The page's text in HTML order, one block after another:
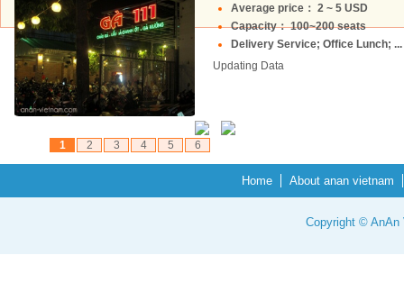
Average price： 2 ~ 5 USD
Capacity： 100~200 seats
Delivery Service; Office Lunch; ...
Updating Data
1 2 3 4 5 6
Home About anan vietnam
Copyright © AnAn